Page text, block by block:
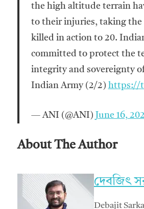
the high altitude terrain
to their injuries, taking
killed in action to 20.
committed to protect the
integrity and sovereignty
Indian Army (2/2) https://
— ANI (@ANI) June 16,
About The Author
দেবজিৎ
Debajit